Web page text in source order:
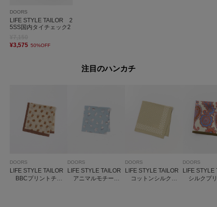
DOORS
LIFE STYLE TAILOR 2
5SS国内タイチェック2
¥3,575 50%OFF
注目のハンカチ
DOORS
LIFE STYLE TAILOR
BBCプリントチー
DOORS
LIFE STYLE TAILOR
アニマルモチーフ
DOORS
LIFE STYLE TAILOR
コットンシルクド
DOORS
LIFE STYLE
シルクプ